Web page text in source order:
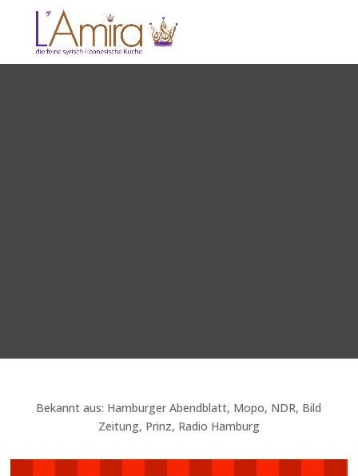
Bekannt aus: Hamburger Abendblatt, Mopo, NDR, Bild
Zeitung, Prinz, Radio Hamburg